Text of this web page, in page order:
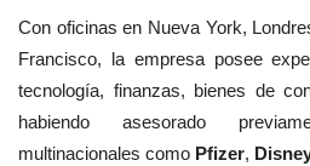
Con oficinas en Nueva York,
Francisco, la empresa posee
tecnología, finanzas, bienes de
habiendo asesorado
multinacionales como Pfizer,